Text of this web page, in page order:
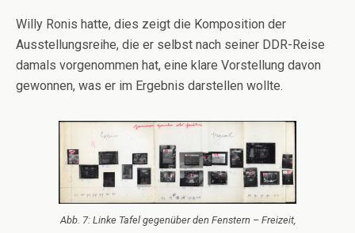
Willy Ronis hatte, dies zeigt die Komposition der
Ausstellungsreihe, die er selbst nach seiner DDR-Reise
damals vorgenommen hat, eine klare Vorstellung davon
gewonnen, was er im Ergebnis darstellen wollte.
Abb. 7: Linke Tafel gegenüber den Fenstern – Freizeit,